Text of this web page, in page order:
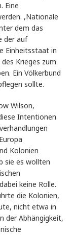
Eine
‚Nationale
dem das
der auf
Einheitsstaat in
Krieges zum
Ein Völkerbund
sollte.
Wilson,
Intentionen
Kolonien
sie es wollten
keine Rolle.
die Kolonien,
nicht etwa in
der Abhängigkeit,